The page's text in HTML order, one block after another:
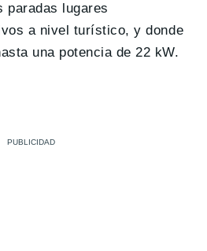
paradas lugares
a nivel turístico, y donde
una potencia de 22 kW.